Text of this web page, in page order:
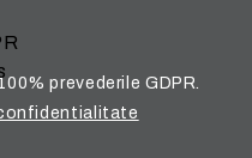
prevederile GDPR.